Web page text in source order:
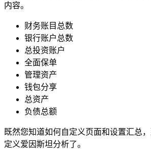
内容。
财务账目总数
银行账户总数
总投资账户
全面保单
管理资产
钱包分享
总资产
负债总额
既然您知道如何自定义页面和设置汇总
定义爱因斯坦分析了。